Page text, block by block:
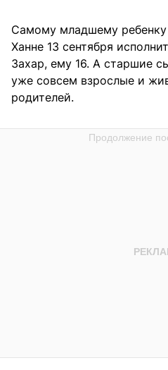
Самому младшему
Ханне 13 сентября
Захар, ему 16. А старшие
уже совсем взрослые и
родителей.